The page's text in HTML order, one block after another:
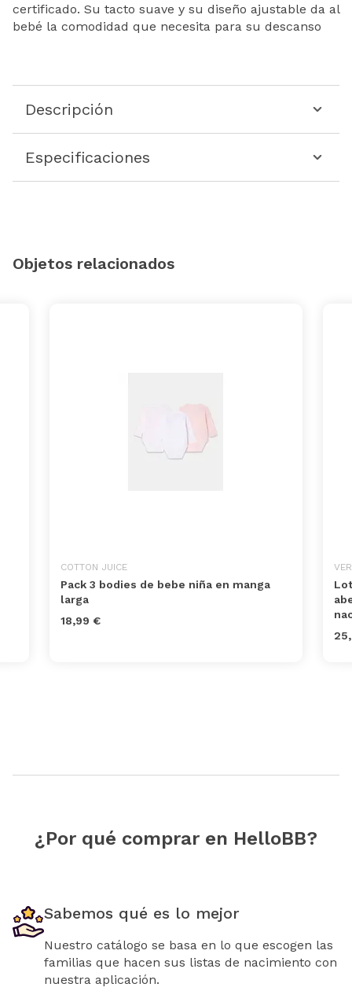
certificado. Su tacto suave y su diseño ajustable da al
bebé la comodidad que necesita para su descanso
Descripción
Especificaciones
Objetos relacionados
COTTON JUICE
Pack 3 bodies de bebe niña en manga
larga
18,99 €
¿Por qué comprar en HelloBB?
Sabemos qué es lo mejor
Nuestro catálogo se basa en lo que escogen las
familias que hacen sus listas de nacimiento con
nuestra aplicación.